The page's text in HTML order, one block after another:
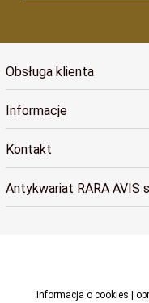
Obsługa klienta
Informacje
Kontakt
Antykwariat RARA AVIS
Informacja o cookies